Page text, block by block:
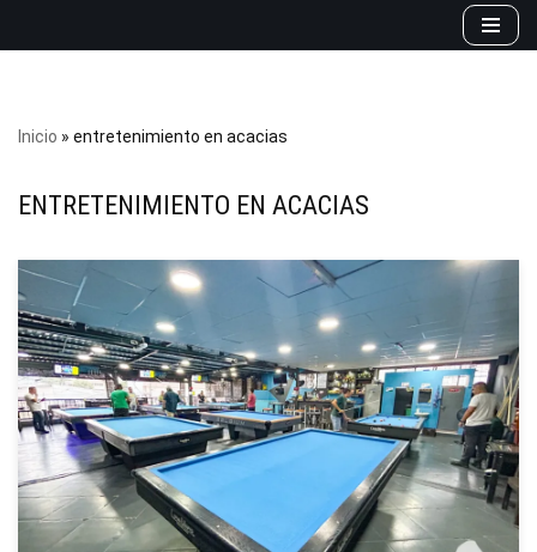
Inicio » entretenimiento en acacias
ENTRETENIMIENTO EN ACACIAS